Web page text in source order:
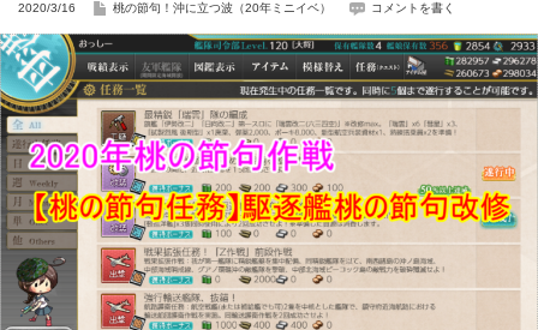
2020/3/16 桃の節句！沖に立つ波（20年ミニイベ） コメントを書く